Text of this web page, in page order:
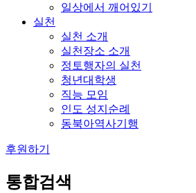
일상에서 깨어있기
실천
실천 소개
실천장소 소개
정토행자의 실천
청년대학생
직능 모임
인도 성지순례
동북아역사기행
후원하기
통합검색